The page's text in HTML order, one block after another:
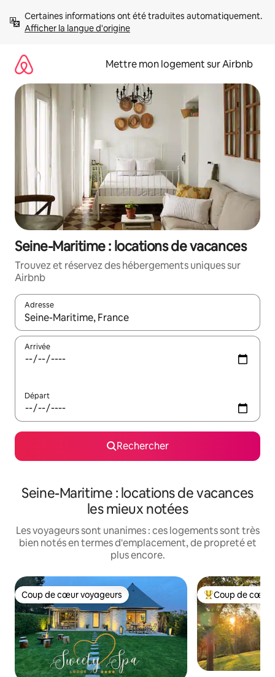
directement
Afficher la langue d'origine
Mettre mon logement sur Airbnb
Seine-Maritime : locations de vacances
Trouvez et réservez des hébergements uniques sur
Airbnb
Adresse
Lorsque les résultats s'affichent, utilisez les flèches vers le
Arrivée
Départ
Rechercher
Seine-Maritime : locations de vacances
les mieux notées
Les voyageurs sont unanimes : ces logements sont très
bien notés en termes d'emplacement, de propreté et
plus encore.
Coup de cœur voyageurs
Coup de cœur voyageurs Coups de cœur
Coup de cœur